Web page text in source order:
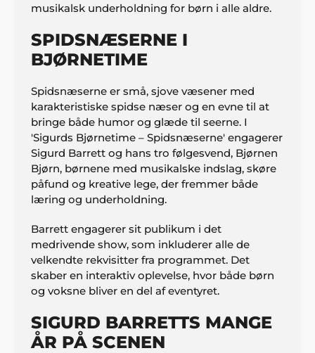
musikalsk underholdning for børn i alle aldre.
SPIDSNÆSERNE I
BJØRNETIME
Spidsnæserne er små, sjove væsener med
karakteristiske spidse næser og en evne til at
bringe både humor og glæde til seerne. I
'Sigurds Bjørnetime – Spidsnæserne' engagerer
Sigurd Barrett og hans tro følgesvend, Bjørnen
Bjørn, børnene med musikalske indslag, skøre
påfund og kreative lege, der fremmer både
læring og underholdning.
Barrett engagerer sit publikum i det
medrivende show, som inkluderer alle de
velkendte rekvisitter fra programmet. Det
skaber en interaktiv oplevelse, hvor både børn
og voksne bliver en del af eventyret.
SIGURD BARRETTS MANGE
ÅR PÅ SCENEN